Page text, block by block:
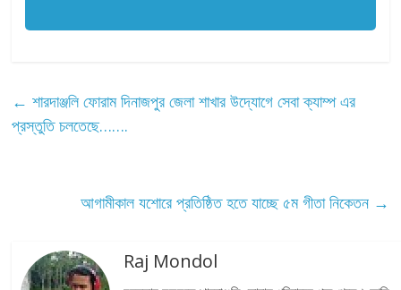
← শারদাঞ্জলি ফোরাম দিনাজপুর জেলা শাখার উদ্যোগে সেবা ক্যাম্প এর
প্রস্তুতি চলতেছে…….
আগামীকাল যশোরে প্রতিষ্ঠিত হতে যাচ্ছে ৫ম গীতা নিকেতন →
Raj Mondol